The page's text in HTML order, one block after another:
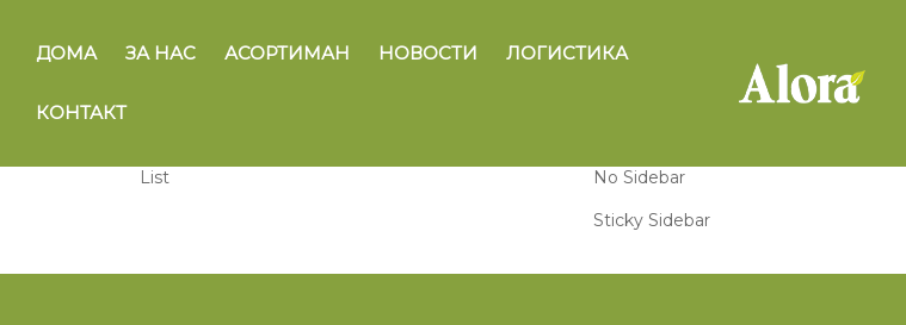
ДОМА ЗА НАС АСОРТИМАН НОВОСТИ ЛОГИСТИКА
КОНТАКТ
Layout
List
Sidebar
No Sidebar
Sticky Sidebar